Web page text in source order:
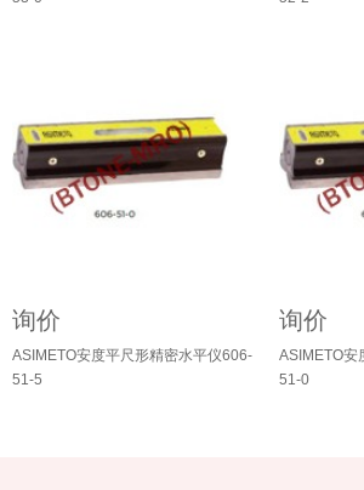
询价
ASIMETO安度平尺形精密水平仪606-
51-5
询价
ASIMETO安
51-0